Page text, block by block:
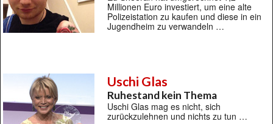
Millionen Euro investiert, um eine alte
Polizeistation zu kaufen und diese in ein
Jugendheim zu verwandeln …
Uschi Glas
Ruhestand kein Thema
Uschi Glas mag es nicht, sich
zurückzulehnen und nichts zu tun …